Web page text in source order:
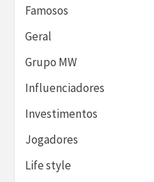
Famosos
Geral
Grupo MW
Influenciadores
Investimentos
Jogadores
Life style